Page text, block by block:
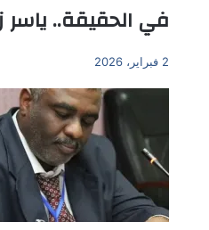
في الحقيقة.. ياسر
2 فبراير، 2026